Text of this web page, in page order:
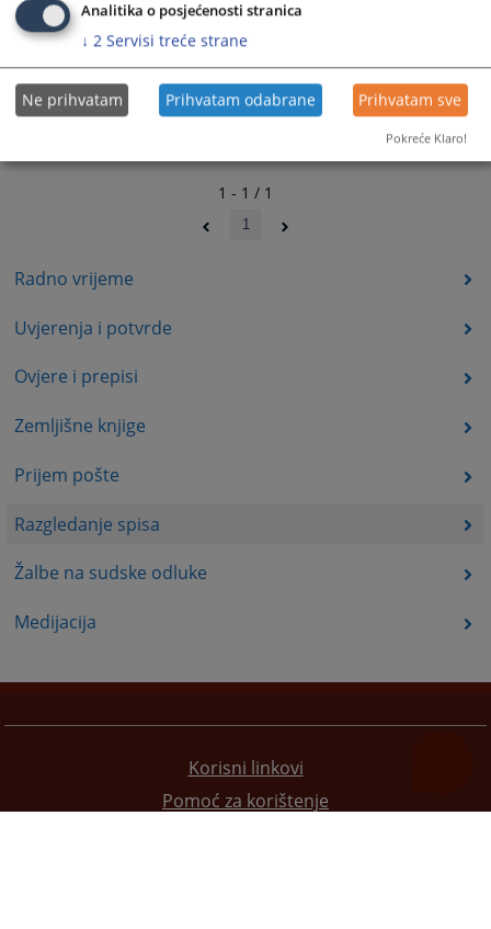
Radno vrijeme
Uvjerenja i potvrde
Ovjere i prepisi
Zemljišne knjige
Prijem pošte
Razgledanje spisa
Žalbe na sudske odluke
Medijacija
1 - 1 / 1
1
Korisni linkovi
Pomoć za korištenje
Analitika o posjećenosti stranica
↓ 2 Servisi treće strane
Ne prihvatam Prihvatam odabrane Prihvatam sve
Pokreće Klaro!